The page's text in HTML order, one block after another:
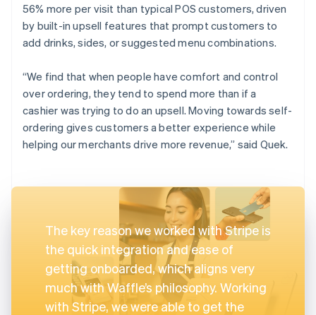
56% more per visit than typical POS customers, driven
by built-in upsell features that prompt customers to
add drinks, sides, or suggested menu combinations.
“We find that when people have comfort and control
over ordering, they tend to spend more than if a
cashier was trying to do an upsell. Moving towards self-
ordering gives customers a better experience while
helping our merchants drive more revenue,” said Quek.
The key reason we worked with Stripe is
the quick integration and ease of
getting onboarded, which aligns very
much with Waffle’s philosophy. Working
with Stripe, we were able to get the